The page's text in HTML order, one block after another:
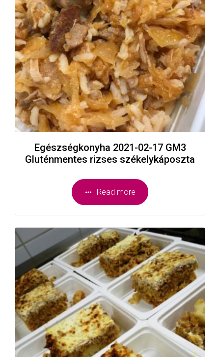
Egészségkonyha 2021-02-17 GM3
Gluténmentes rizses székelykáposzta
Read more